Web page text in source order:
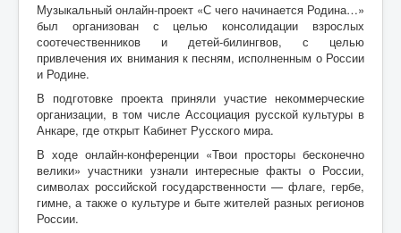
Благотворительность
Путешествия
Творчество
Дети-билингвы
Здоровье и медицина
Курсы
Турецкий язык
Музыкальный онлайн-проект «С чего начинается Родина…»
был организован с целью консолидации взрослых
соотечественников и детей-билингвов, с целью
привлечения их внимания к песням, исполненным о России
и Родине.
В подготовке проекта приняли участие некоммерческие
организации, в том числе Ассоциация русской культуры в
Анкаре, где открыт Кабинет Русского мира.
В ходе онлайн-конференции «Твои просторы бесконечно
велики» участники узнали интересные факты о России,
символах российской государственности — флаге, гербе,
гимне, а также о культуре и быте жителей разных регионов
России.